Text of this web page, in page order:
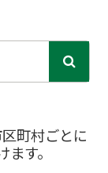
町村ごとに
す。